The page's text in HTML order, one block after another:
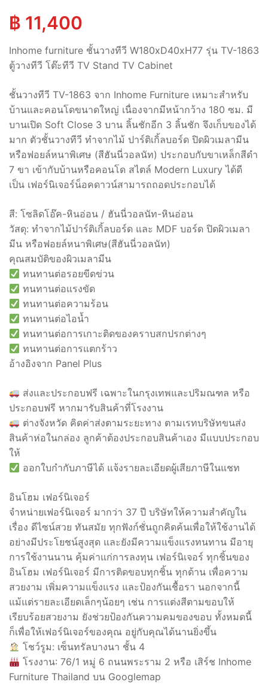
฿ 11,400
Inhome furniture ชั้นวางทีวี W180xD40xH77 รุ่น TV-1863
ตู้วางทีวี โต๊ะทีวี TV Stand TV Cabinet
ชั้นวางทีวี TV-1863 จาก Inhome Furniture เหมาะสำหรับ
บ้านและคอนโดขนาดใหญ่ เนื่องจากมีหน้ากว้าง 180 ซม. มี
บานเปิด Soft Close 3 บาน ลิ้นชักอีก 3 ลิ้นชัก จึงเก็บของได้
มาก ตัวชั้นวางทีวี ทำจากไม้ ปาร์ติเกิ้ลบอร์ด ปิดผิวเมลามีน
หรือฟอยล์หนาพิเศษ (สีฮันนี่วอลนัท) ประกอบกับขาเหล็กสีดำ
7 ขา เข้ากับบ้านหรือคอนโด สไตล์ Modern Luxury ได้ดี
เป็น เฟอร์นิเจอร์น็อคดาวน์สามารถถอดประกอบได้
สี: โซลิดโอ๊ค-หินอ่อน / ฮันนี่วอลนัท-หินอ่อน
วัสดุ: ทำจากไม้ปาร์ติเกิ้ลบอร์ด และ MDF บอร์ด ปิดผิวเมลา
มีน หรือฟอยล์หนาพิเศษ(สีฮันนี่วอลนัท)
คุณสมบัติของผิวเมลามีน
ทนทานต่อรอยขีดข่วน
ทนทานต่อแรงขัด
ทนทานต่อความร้อน
ทนทานต่อไอน้ำ
ทนทานต่อการเกาะติดของคราบสกปรกต่างๆ
ทนทานต่อการแตกร้าว
อ้างอิงจาก Panel Plus
ส่งและประกอบฟรี เฉพาะในกรุงเทพและปริมณฑล หรือ
ประกอบฟรี หากมารับสินค้าที่โรงงาน
ต่างจังหวัด คิดค่าส่งตามระยะทาง ตามเรทบริษัทขนส่ง
สินค้าห่อในกล่อง ลูกค้าต้องประกอบสินค้าเอง มีแบบประกอบ
ให้
ออกใบกำกับภาษีได้ แจ้งรายละเอียดผู้เสียภาษีในแชท
อินโฮม เฟอร์นิเจอร์
จำหน่ายเฟอร์นิเจอร์ มากว่า 37 ปี บริษัทให้ความสำคัญใน
เรื่อง ดีไซน์สวย ทันสมัย ทุกฟังก์ชั่นถูกคิดค้นเพื่อให้ใช้งานได้
อย่างมีประโยชน์สูงสุด และยังมีความแข็งแรงทนทาน มีอายุ
การใช้งานนาน คุ้มค่าแก่การลงทุน เฟอร์นิเจอร์ ทุกชิ้นของ
อินโฮม เฟอร์นิเจอร์ มีการติดขอบทุกชิ้น ทุกด้าน เพื่อความ
สวยงาม เพิ่มความแข็งแรง และป้องกันเชื้อรา นอกจากนี้
แม้แต่รายละเอียดเล็กๆน้อยๆ เช่น การแต่งสีตามขอบให้
เรียบร้อยสวยงาม ยังช่วยป้องกันความคมของขอบ ทั้งหมดนี้
ก็เพื่อให้เฟอร์นิเจอร์ของคุณ อยู่กับคุณได้นานยิ่งขึ้น
โชว์รูม: เซ็นทรัลบางนา ชั้น 4
โรงงาน: 76/1 หมู่ 6 ถนนพระราม 2 หรือ เสิร์ช Inhome
Furniture Thailand บน Googlemap